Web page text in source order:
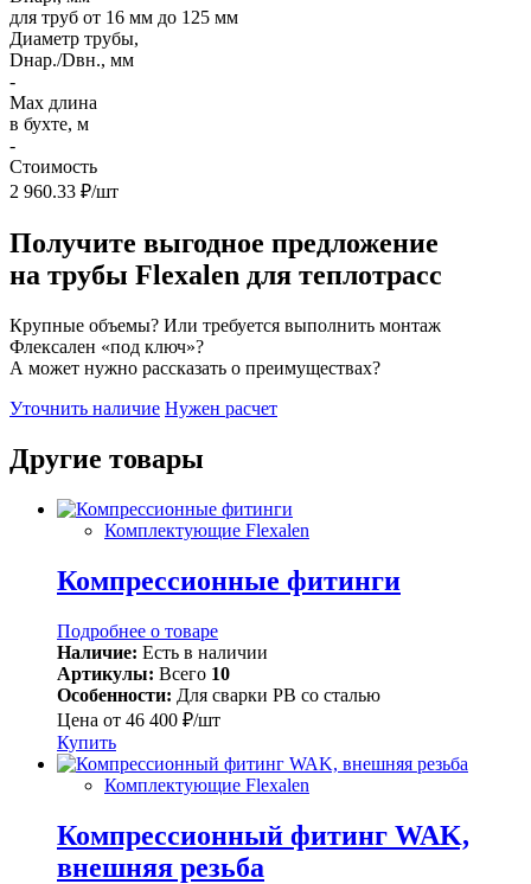
для труб от 16 мм до 125 мм
Диаметр трубы,
Dнар./Dвн., мм
-
Max длина
в бухте, м
-
Стоимость
2 960.33 ₽/шт
Получите выгодное предложение
на трубы Flexalen для теплотрасс
Крупные объемы? Или требуется выполнить монтаж
Флексален «под ключ»?
А может нужно рассказать о преимуществах?
Уточнить наличие Нужен расчет
Другие товары
Комплектующие Flexalen
Компрессионные фитинги
Подробнее о товаре
Наличие: Есть в наличии
Артикулы: Всего 10
Особенности: Для сварки PB со сталью
Цена от 46 400 ₽/шт
Купить
Комплектующие Flexalen
Компрессионный фитинг WAK,
внешняя резьба